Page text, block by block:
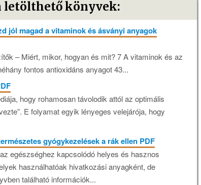
letölthető könyvek:
jól magad a vitaminok és ásványi anyagok
– Miért, mikor, hogyan és mit? 7 A vitaminok és az
fontos antioxidáns anyagot 43...
hogy rohamosan távolodik attól az optimális
E folyamat egyik lényeges velejárója, hogy
gyógykezelések a rák ellen PDF
egészséghez kapcsolódó helyes és hasznos
használhatóak hivatkozási anyagként, de
található információk...